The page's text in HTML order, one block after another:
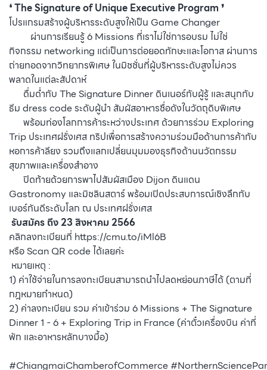
❛ The Signature of Unique Executive Program ❜
โปรแกรมสร้างผู้บริหารระดับสูงให้เป็น Game Changer
⠀⠀⠀ผ่านการเรียนรู้ 6 Missions ที่เราไม่ใช่การอบรม ไม่ใช่
กิจกรรม networking แต่เป็นการต่อยอดทักษะและโอกาส ผ่านการ
ถ่ายทอดจากวิทยากรพิเศษ ในมิชชั่นที่ผู้บริหารระดับสูงไม่ควร
พลาดในแต่ละสัปดาห์
ดื่มด่ำกับ The Signature Dinner ดินเนอร์กับผู้รู้ และสนุกกับ
ธีม dress code ระดับผู้นำ สัมผัสอาหารชื่อดังในวัตถุดิบพิเศษ
พร้อมท่องโลกการค้าระหว่างประเทศ ด้วยการร่วม Exploring
Trip ประเทศฝรั่งเศส ทริปเพื่อการสร้างความร่วมมือด้านการค้ากับ
หอการค้าลียง รวมถึงแลกเปลี่ยนมุมมองธุรกิจด้านนวัตกรรม
สุขภาพและเครื่องสำอาง
ปิดท้ายด้วยการพาไปสัมผัสเมือง Dijon ดินแดน
Gastronomy และมิชลินสตาร์ พร้อมเปิดประสบการณ์เชิงลึกกับ
เบอร์กันดีระดับโลก ณ ประเทศฝรั่งเศส
รับสมัคร ถึง 23 สิงหาคม 2566
คลิกลงทะเบียนที่ https://cmu.to/iMl6B
หรือ Scan QR code ได้เลยค่ะ
หมายเหตุ :
1) ค่าใช้จ่ายในการลงทะเบียนสามารถนำไปลดหย่อนภาษีได้ (ตามที่
กฎหมายกำหนด)
2) ค่าลงทะเบียน รวม ค่าเข้าร่วม 6 Missions + The Signature
Dinner 1 - 6 + Exploring Trip in France (ค่าตั๋วเครื่องบิน ค่าที่
พัก และอาหารหลักบางมื้อ)
#ChiangmaiChamberofCommerce